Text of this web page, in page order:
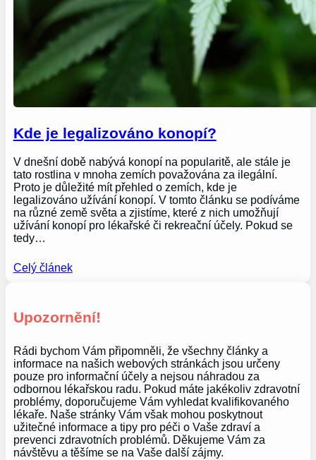
Kde je legalizováno konopí?
V dnešní době nabývá konopí na popularitě, ale stále je
tato rostlina v mnoha zemích považována za ilegální.
Proto je důležité mít přehled o zemích, kde je
legalizováno užívání konopí. V tomto článku se podíváme
na různé země světa a zjistíme, které z nich umožňují
užívání konopí pro lékařské či rekreační účely. Pokud se
tedy…
Celý článek
Upozornění!
Rádi bychom Vám připomněli, že všechny články a
informace na našich webových stránkách jsou určeny
pouze pro informační účely a nejsou náhradou za
odbornou lékařskou radu. Pokud máte jakékoliv zdravotní
problémy, doporučujeme Vám vyhledat kvalifikovaného
lékaře. Naše stránky Vám však mohou poskytnout
užitečné informace a tipy pro péči o Vaše zdraví a
prevenci zdravotních problémů. Děkujeme Vám za
návštěvu a těšíme se na Vaše další zájmy.